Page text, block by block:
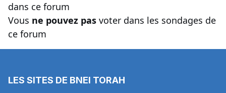
dans ce forum
Vous ne pouvez pas voter dans les sondages de
ce forum
LES SITES DE BNEI TORAH